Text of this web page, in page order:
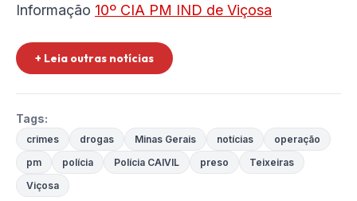
Informação 10º CIA PM IND de Viçosa
+ Leia outras notícias
Tags:
crimes drogas Minas Gerais notícias
operação
pm
polícia Polícia CAIVIL preso
Teixeiras
Viçosa